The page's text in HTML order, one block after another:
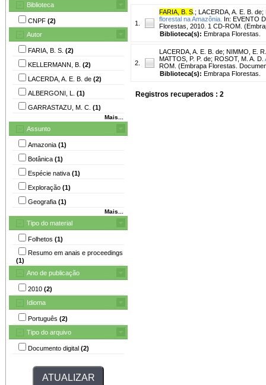
Biblioteca
CNPF (2)
Autor
FARIA, B. S. (2)
KELLERMANN, B. (2)
LACERDA, A. E. B. de (2)
ALBERGONI, L. (1)
GARRASTAZU, M. C. (1)
Mais...
Assunto
Amazonia (1)
Botânica (1)
Espécie nativa (1)
Exploração (1)
Geografia (1)
Mais...
Tipo do material
Folhetos (1)
Resumo em anais e proceedings
(1)
Ano de publicação
2010 (2)
Idioma
Português (2)
Tipo do arquivo
Documento digital (2)
1.
FARIA, B. S ; LACERDA, A. E. B. de;
florestal na Amazônia. In: EVENTO
Florestas, 2010. 1 CD-ROM.
Biblioteca(s): Embrapa Florestas.
2.
LACERDA, A. E. B. de; NIMMO, E. R.
MATTOS, P. P. de; ROSOT, M. A. D.
ROM. (Embrapa Florestas.
Biblioteca(s): Embrapa Florestas.
Registros recuperados : 2